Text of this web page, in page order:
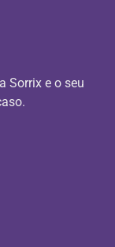
Sorrix e o seu